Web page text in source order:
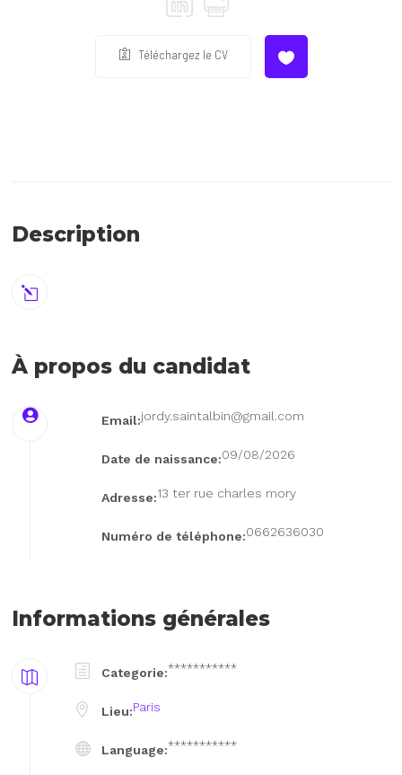
Téléchargez le CV
Description
À propos du candidat
Email:jordy.saintalbin@gmail.com
Date de naissance:09/08/2026
Adresse:13 ter rue charles mory
Numéro de téléphone:0662636030
Informations générales
Categorie:***********
Lieu:Paris
Language:***********